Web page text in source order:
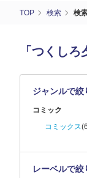
TOP 検索 検
「つくし
ジャンルで絞
コミック
コミックス
レーベルで絞